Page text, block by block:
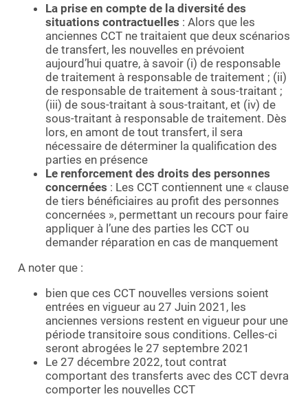
La prise en compte de la diversité des
situations contractuelles : Alors que les
anciennes CCT ne traitaient que deux scénarios
de transfert, les nouvelles en prévoient
aujourd’hui quatre, à savoir (i) de responsable
de traitement à responsable de traitement ; (ii)
de responsable de traitement à sous-traitant ;
(iii) de sous-traitant à sous-traitant, et (iv) de
sous-traitant à responsable de traitement. Dès
lors, en amont de tout transfert, il sera
nécessaire de déterminer la qualification des
parties en présence
Le renforcement des droits des personnes
concernées : Les CCT contiennent une « clause
de tiers bénéficiaires au profit des personnes
concernées », permettant un recours pour faire
appliquer à l’une des parties les CCT ou
demander réparation en cas de manquement
A noter que :
bien que ces CCT nouvelles versions soient
entrées en vigueur au 27 Juin 2021, les
anciennes versions restent en vigueur pour une
période transitoire sous conditions. Celles-ci
seront abrogées le 27 septembre 2021
Le 27 décembre 2022, tout contrat
comportant des transferts avec des CCT devra
comporter les nouvelles CCT